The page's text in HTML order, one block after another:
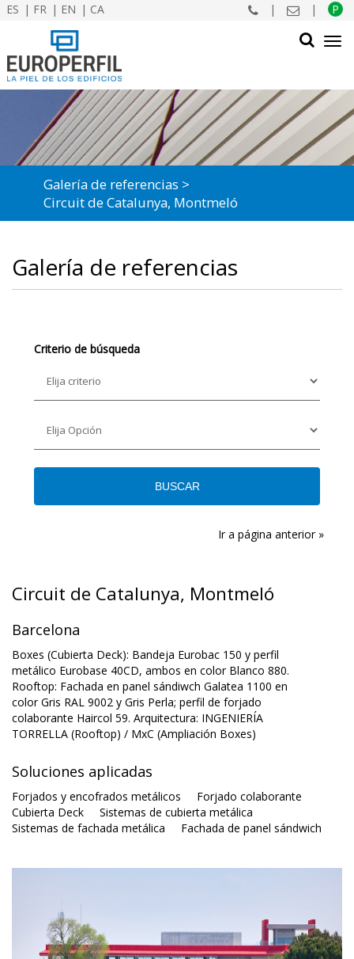
ES FR EN CA | | P
BUSCAR
Galería de referencias
Circuit de Catalunya, Montmeló
Galería de referencias
Criterio de búsqueda
Ir a página anterior »
Circuit de Catalunya, Montmeló
Barcelona
Boxes (Cubierta Deck): Bandeja Eurobac 150 y perfil
metálico Eurobase 40CD, ambos en color Blanco 880.
Rooftop: Fachada en panel sándiwch Galatea 1100 en
color Gris RAL 9002 y Gris Perla; perfil de forjado
colaborante Haircol 59. Arquitectura: INGENIERÍA
TORRELLA (Rooftop) / MxC (Ampliación Boxes)
Soluciones aplicadas
Forjados y encofrados metálicos
Forjado colaborante
Cubierta Deck
Sistemas de cubierta metálica
Sistemas de fachada metálica
Fachada de panel sándwich